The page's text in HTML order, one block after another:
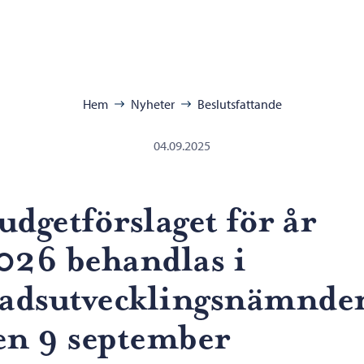
Hem Nyheter Beslutsfattande
04.09.2025
för år
behandlas i
9 september